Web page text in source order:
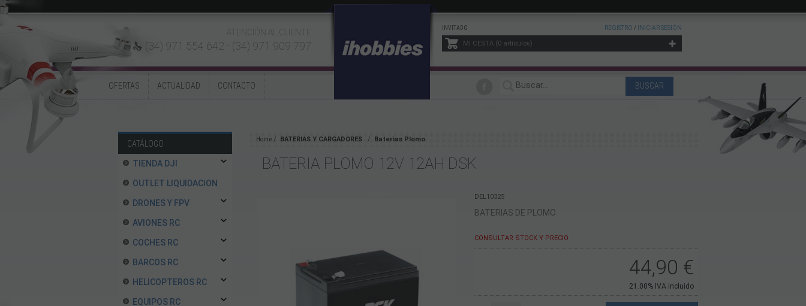
ATENCIÓN AL CLIENTE
(34) 971 554 642 - (34) 971 909 797
INVITADO REGISTRO / INICIAR SESIÓN
MI CESTA 0 artículos
OFERTAS ACTUALIDAD CONTACTO
CATÁLOGO
TIENDA DJI
OUTLET LIQUIDACION
DRONES Y FPV
AVIONES RC
COCHES RC
BARCOS RC
HELICOPTEROS RC
EQUIPOS RC
Home BATERIAS Y CARGADORES Baterias Plomo
BATERIA PLOMO 12V 12AH DSK
DEL10325
BATERIAS DE PLOMO
CONSULTAR STOCK Y PRECIO
44,90 €
21.00% IVA incluido